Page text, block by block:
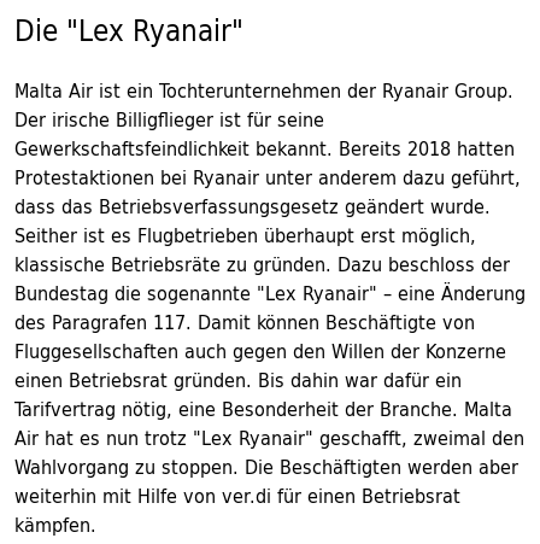
Die "Lex Ryanair"
Malta Air ist ein Tochterunternehmen der Ryanair Group.
Der irische Billigflieger ist für seine
Gewerkschaftsfeindlichkeit bekannt. Bereits 2018 hatten
Protestaktionen bei Ryanair unter anderem dazu geführt,
dass das Betriebsverfassungsgesetz geändert wurde.
Seither ist es Flugbetrieben überhaupt erst möglich,
klassische Betriebsräte zu gründen. Dazu beschloss der
Bundestag die sogenannte "Lex Ryanair" – eine Änderung
des Paragrafen 117. Damit können Beschäftigte von
Fluggesellschaften auch gegen den Willen der Konzerne
einen Betriebsrat gründen. Bis dahin war dafür ein
Tarifvertrag nötig, eine Besonderheit der Branche. Malta
Air hat es nun trotz "Lex Ryanair" geschafft, zweimal den
Wahlvorgang zu stoppen. Die Beschäftigten werden aber
weiterhin mit Hilfe von ver.di für einen Betriebsrat
kämpfen.